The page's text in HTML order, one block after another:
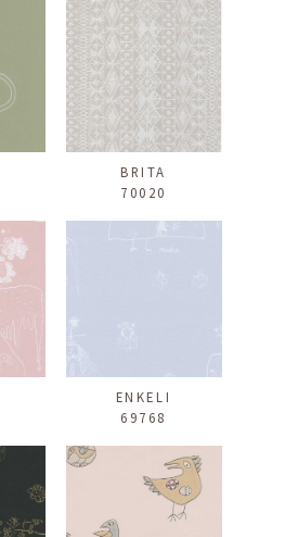
BRITA
70020
ENKELI
69768